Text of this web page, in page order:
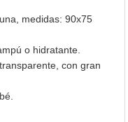
medidas: 90x75
o hidratante.
con gran